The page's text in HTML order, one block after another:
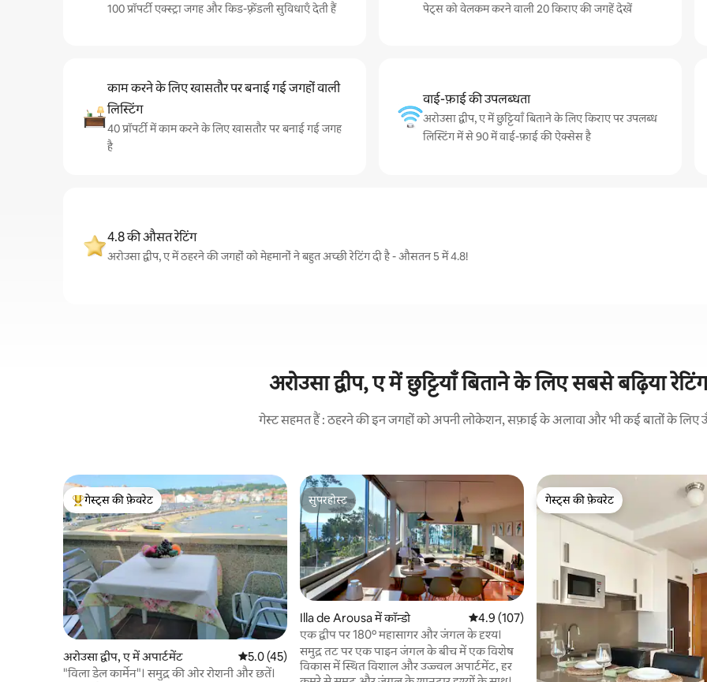
100 प्रॉपर्टी एक्स्ट्रा जगह और किड-फ़्रेंडली सुविधाएँ देती हैं पेट्स को वेलकम करने वाली 20 किराए की जगहें देखें
काम करने के लिए खासतौर पर बनाई गई जगहों वाली
लिस्टिंग
40 प्रॉपर्टी में काम करने के लिए खासतौर पर बनाई गई जगह
है
वाई-फ़ाई की उपलब्धता
अरोउसा द्वीप, ए में छुट्टियाँ बिताने के लिए किराए पर उपलब्ध
लिस्टिंग में से 90 में वाई-फ़ाई की ऐक्सेस है
4.8 की औसत रेटिंग
अरोउसा द्वीप, ए में ठहरने की जगहों को मेहमानों ने बहुत अच्छी रेटिंग दी है - औसतन 5 में 4.8!
अरोउसा द्वीप, ए में छुट्टियाँ बिताने के लिए सबसे बढ़िया
गेस्ट सहमत हैं : ठहरने की इन जगहों को अपनी लोकेशन, सफ़ाई के अलावा और भी कई बातों के लिए
गेस्ट्स का टॉप फ़ेवरेट
गेस्ट्स की फ़ेवरेट
अरोउसा द्वीप, ए में अपार्टमेंट औसत रेटिंग 5 में से 5.0, 45 समीक्षाएँ
5.0 (45)
"विला डेल कार्मेन"। समुद्र की ओर रोशनी और छतें।
सुपरहोस्ट
सुपरहोस्ट
Illa de Arousa में कॉन्डो औसत रेटिंग 5 में से 4.9, 107 समीक्षाएँ
4.9 (107)
एक द्वीप पर 180º महासागर और जंगल के दृश्य।
समुद्र तट पर एक पाइन जंगल के बीच में एक विशेष
विकास में स्थित विशाल और उज्ज्वल अपार्टमेंट, हर
गेस्ट्स की फ़ेवरेट
गेस्ट्स की फ़ेवरेट